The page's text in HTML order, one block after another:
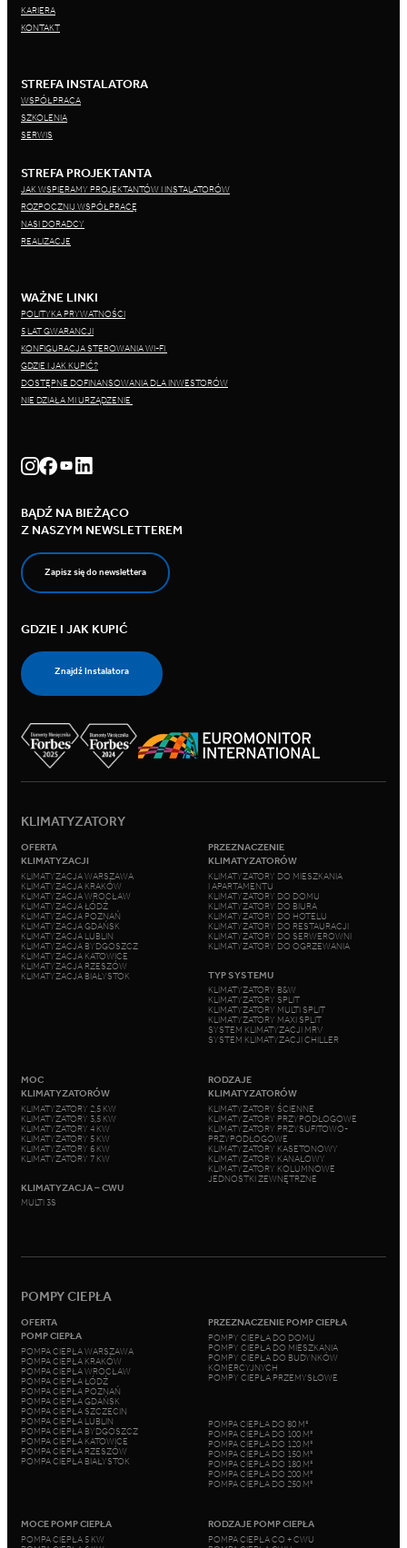
KARIERA
KONTAKT
STREFA INSTALATORA
WSPÓŁPRACA
SZKOLENIA
SERWIS
STREFA PROJEKTANTA
JAK WSPIERAMY PROJEKTANTÓW I INSTALATORÓW
ROZPOCZNIJ WSPÓŁPRACĘ
NASI DORADCY
REALIZACJE
WAŻNE LINKI
POLITYKA PRYWATNOŚCI
5 LAT GWARANCJI
KONFIGURACJA STEROWANIA WI-FI
GDZIE I JAK KUPIĆ?
DOSTĘPNE DOFINANSOWANIA DLA INWESTORÓW
NIE DZIAŁA MI URZĄDZENIE
BĄDŹ NA BIEŻĄCO
Z NASZYM NEWSLETTEREM
Zapisz się do newslettera
GDZIE I JAK KUPIĆ
Znajdź Instalatora
KLIMATYZATORY
OFERTA
KLIMATYZACJI
KLIMATYZACJA WARSZAWA
KLIMATYZACJA KRAKÓW
KLIMATYZACJA WROCŁAW
KLIMATYZACJA ŁÓDŹ
KLIMATYZACJA POZNAŃ
KLIMATYZACJA GDAŃSK
KLIMATYZACJA LUBLIN
KLIMATYZACJA BYDGOSZCZ
KLIMATYZACJA KATOWICE
KLIMATYZACJA RZESZÓW
KLIMATYZACJA BIAŁYSTOK
PRZEZNACZENIE
KLIMATYZATORÓW
KLIMATYZATORY DO MIESZKANIA
I APARTAMENTU
KLIMATYZATORY DO DOMU
KLIMATYZATORY DO BIURA
KLIMATYZATORY DO HOTELU
KLIMATYZATORY DO RESTAURACJI
KLIMATYZATORY DO SERWEROWNI
KLIMATYZATORY DO OGRZEWANIA
TYP SYSTEMU
KLIMATYZATORY B&W
KLIMATYZATORY SPLIT
KLIMATYZATORY MULTI SPLIT
KLIMATYZATORY MAXI SPLIT
SYSTEM KLIMATYZACJI MRV
SYSTEM KLIMATYZACJI CHILLER
MOC
KLIMATYZATORÓW
KLIMATYZATORY 2,5 KW
KLIMATYZATORY 3,5 KW
KLIMATYZATORY 4 KW
KLIMATYZATORY 5 KW
KLIMATYZATORY 6 KW
KLIMATYZATORY 7 KW
KLIMATYZACJA – CWU
MULTI 3S
RODZAJE
KLIMATYZATORÓW
KLIMATYZATORY ŚCIENNE
KLIMATYZATORY PRZYPODŁOGOWE
KLIMATYZATORY PRZYSUFITOWO-
PRZYPODŁOGOWE
KLIMATYZATORY KASETONOWY
KLIMATYZATORY KANAŁOWY
KLIMATYZATORY KOLUMNOWE
JEDNOSTKI ZEWNĘTRZNE
POMPY CIEPŁA
OFERTA
POMP CIEPŁA
POMPA CIEPŁA WARSZAWA
POMPA CIEPŁA KRAKÓW
POMPA CIEPŁA WROCŁAW
POMPA CIEPŁA ŁÓDŹ
POMPA CIEPŁA POZNAŃ
POMPA CIEPŁA GDAŃSK
POMPA CIEPŁA SZCZECIN
POMPA CIEPŁA LUBLIN
POMPA CIEPŁA BYDGOSZCZ
POMPA CIEPŁA KATOWICE
POMPA CIEPŁA RZESZÓW
POMPA CIEPŁA BIAŁYSTOK
PRZEZNACZENIE POMP CIEPŁA
POMPY CIEPŁA DO DOMU
POMPY CIEPŁA DO MIESZKANIA
POMPY CIEPŁA DO BUDYNKÓW
KOMERCYJNYCH
POMPY CIEPŁA PRZEMYSŁOWE
POMPA CIEPŁA DO 80 M²
POMPA CIEPŁA DO 100 M²
POMPA CIEPŁA DO 120 M²
POMPA CIEPŁA DO 150 M²
POMPA CIEPŁA DO 180 M²
POMPA CIEPŁA DO 200 M²
POMPA CIEPŁA DO 250 M²
MOCE POMP CIEPŁA
POMPA CIEPŁA 5 KW
RODZAJE POMP CIEPŁA
POMPA CIEPŁA CO + CWU